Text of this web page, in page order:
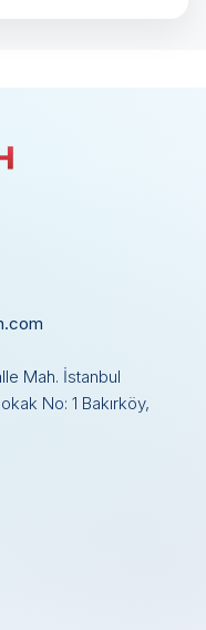
Mah. İstanbul
No: 1 Bakırköy,